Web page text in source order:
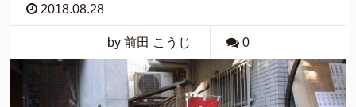
2018.08.28
by 前田 こうじ 0